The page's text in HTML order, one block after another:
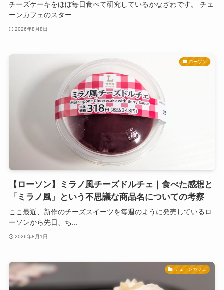
チーズケーキをほぼ毎日食べて研究しているかなざわです。 チェ
ーンカフェのスター...
2026年8月8日
ローソン
【ローソン】ミラノ風チーズドルチェ｜食べた感想と
「ミラノ風」という不思議な商品名についての考察
ここ最近、新作のチーズスイーツを毎週のように発売しているロ
ーソンから先日、ち...
2026年8月1日
チェーンカフェ